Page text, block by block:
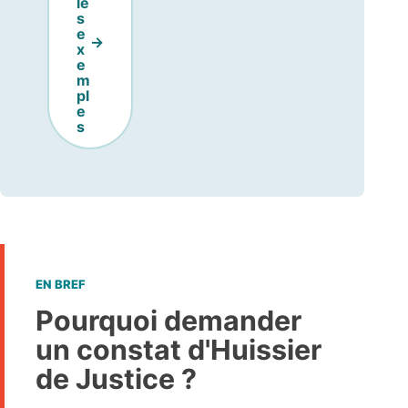
s
e
x
e
m
pl
e
s
EN BREF
Pourquoi demander
un constat d'Huissier
de Justice ?